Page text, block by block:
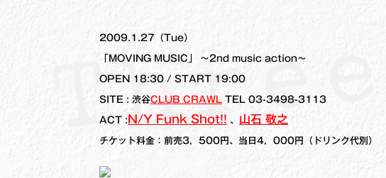
2009.1.27（Tue）
「MOVING MUSIC」 ～2nd music action～
OPEN 18:30 / START 19:00
SITE : 渋谷CLUB CRAWL TEL 03-3498-3113
ACT : N/Y Funk Shot!! 、 山石 敬之
チケット料金：前売3，500円、当日4，000円（ドリンク代別）